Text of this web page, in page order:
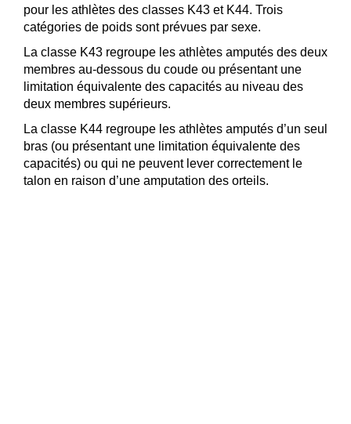
pour les athlètes des classes K43 et K44. Trois
catégories de poids sont prévues par sexe.
La classe K43 regroupe les athlètes amputés des deux
membres au-dessous du coude ou présentant une
limitation équivalente des capacités au niveau des
deux membres supérieurs.
La classe K44 regroupe les athlètes amputés d’un seul
bras (ou présentant une limitation équivalente des
capacités) ou qui ne peuvent lever correctement le
talon en raison d’une amputation des orteils.